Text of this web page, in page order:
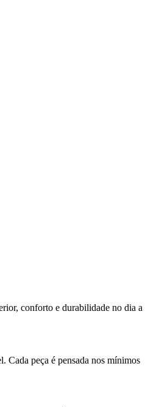
conforto e durabilidade no dia a
Cada peça é pensada nos mínimos